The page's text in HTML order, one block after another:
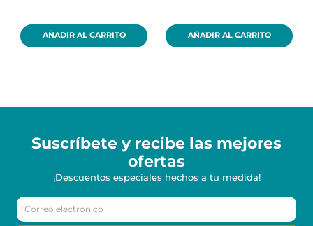
AÑADIR AL CARRITO AÑADIR AL CARRITO
Suscríbete y recibe las mejores
ofertas
¡Descuentos especiales hechos a tu medida!